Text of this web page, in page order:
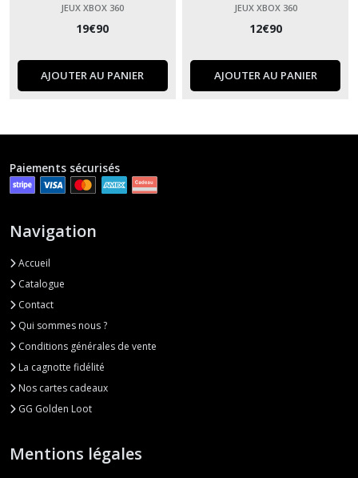
JEUX XBOX 360
19€90
AJOUTER AU PANIER
JEUX XBOX 360
12€90
AJOUTER AU PANIER
Paiements sécurisés
Navigation
Accueil
Catalogue
Contact
Qui sommes nous ?
Conditions générales de vente
La cagnotte fidélité
Nos cartes cadeaux
GG Golden Loot
Mentions légales